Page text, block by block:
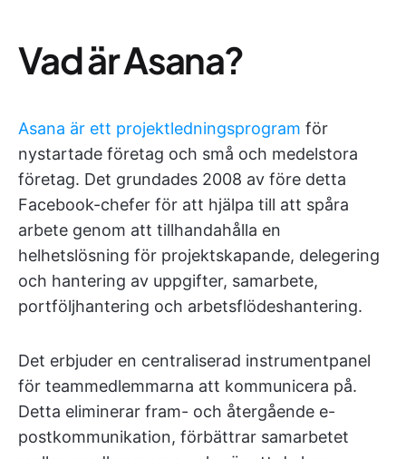
Vad är Asana?
Asana är ett projektledningsprogram för
nystartade företag och små och medelstora
företag. Det grundades 2008 av före detta
Facebook-chefer för att hjälpa till att spåra
arbete genom att tillhandahålla en
helhetslösning för projektskapande, delegering
och hantering av uppgifter, samarbete,
portföljhantering och arbetsflödeshantering.
Det erbjuder en centraliserad instrumentpanel
för teammedlemmarna att kommunicera på.
Detta eliminerar fram- och återgående e-
postkommunikation, förbättrar samarbetet